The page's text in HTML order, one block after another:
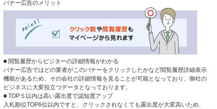
バナー広告のメリット
■ 閲覧履歴からビジターの詳細情報がわかる
バナー広告ではどの業者がこのバナーをクリックしたかなど閲覧履歴詳細表示
機能があるため、その会社の詳細情報を見ることが可能となっており、御社の
ビジネスに大変役立つデータとなっております。
■ TOP５以内は高い露出度で認知度アップ
入札順位TOP6位以内ですと、クリックされなくても露出度が大変高いため、